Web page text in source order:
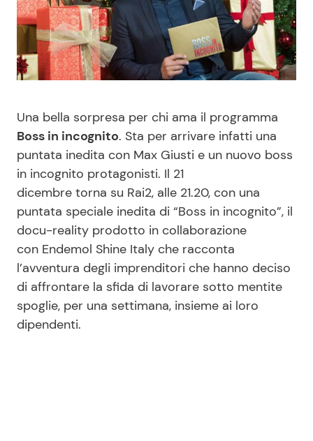
News Spettacolo
Benessere
Moda e Style
Mondo Mamma
News benessere
Salute
Viaggi e Turismo
Festività
Cucina e Ricette
Dolci
Le Ricette in TV
Primi Piatti
Ricette Facili e Veloci
Ricette Feste
Una bella sorpresa per chi ama il programma
Boss in incognito. Sta per arrivare infatti una
puntata inedita con Max Giusti e un nuovo boss
in incognito protagonisti. Il 21
dicembre torna su Rai2, alle 21.20, con una
puntata speciale inedita di “Boss in incognito”, il
docu-reality prodotto in collaborazione
con Endemol Shine Italy che racconta
l’avventura degli imprenditori che hanno deciso
di affrontare la sfida di lavorare sotto mentite
spoglie, per una settimana, insieme ai loro
dipendenti.